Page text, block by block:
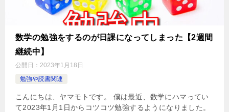
数学の勉強をするのが日課になってしまった【2週間
継続中】
公開日： 2023年1月18日
勉強や読書関連
こんにちは、ヤマモトです。 僕は最近、数学にハマってい
て2023年1月1日からコツコツ勉強するようになりました。